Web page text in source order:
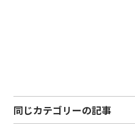
同じカテゴリーの記事